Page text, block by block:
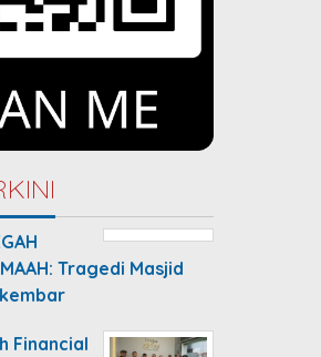
Tragedi Masjid
Financial